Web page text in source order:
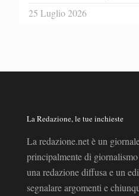
25 Luglio 2026
La Redazione, le tue inchieste
La redazione.net è un
principalmente di
una redazione diffusa e un
segnalare argomenti e